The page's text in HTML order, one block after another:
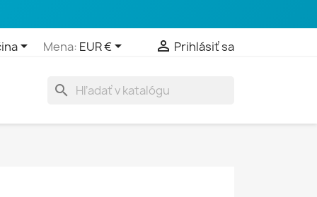
 Mena: EUR €  Prihlásiť sa
search